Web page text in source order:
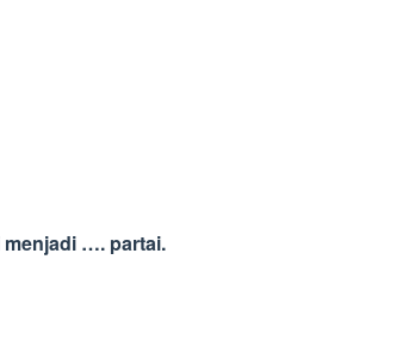
menjadi …. partai.